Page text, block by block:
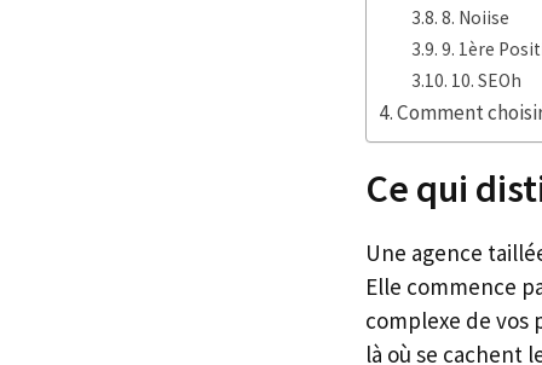
8. Noiise
9. 1ère
10. SEOh
Comment
Ce qui
Une agence
Elle commence
complexe de vos
là où se cachent